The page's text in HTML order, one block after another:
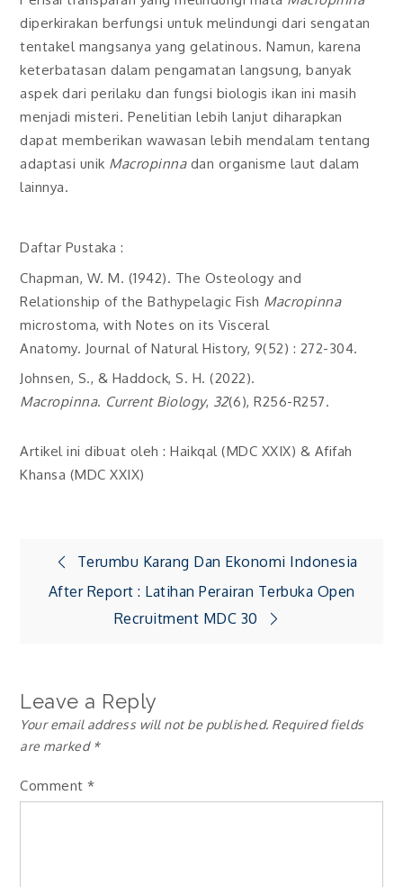
diperkirakan berfungsi untuk melindungi dari sengatan
tentakel mangsanya yang gelatinous. Namun, karena
keterbatasan dalam pengamatan langsung, banyak
aspek dari perilaku dan fungsi biologis ikan ini masih
menjadi misteri. Penelitian lebih lanjut diharapkan
dapat memberikan wawasan lebih mendalam tentang
adaptasi unik Macropinnadan organisme laut dalam
lainnya.
Daftar Pustaka :
Chapman, W. M. (1942). The Osteology and
Relationship of the Bathypelagic Fish Macropinna
microstoma, with Notes on its Visceral
Anatomy. Journal of Natural History, 9(52) : 272-304.
Johnsen, S., & Haddock, S. H. (2022).
Macropinna. Current Biology, 32(6), R256-R257.
Artikel ini dibuat oleh : Haikqal (MDC XXIX) & Afifah
Khansa (MDC XXIX)
Post
navigation
Terumbu Karang Dan Ekonomi Indonesia
After Report : Latihan Perairan Terbuka Open
Recruitment MDC 30
Leave a Reply
Your email address will not be published. Required fields
are marked *
Comment*